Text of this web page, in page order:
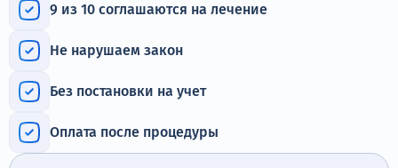
Круглосуточно, анонимно
+7 (905) 483-87-88
Дзержинский, ул. Ленина, 24
9 из 10 соглашаются на лечение
Не нарушаем закон
Без постановки на учет
Оплата после процедуры